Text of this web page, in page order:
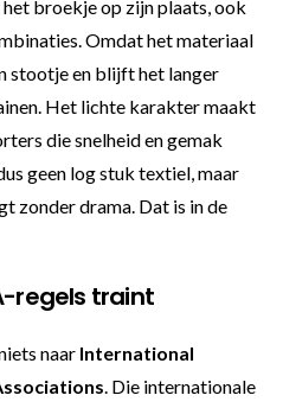
broekje op zijn plaats, ook
Omdat het materiaal
stootje en blijft het langer
Het lichte karakter maakt
die snelheid en gemak
geen log stuk textiel, maar
zonder drama. Dat is in de
regels traint
naar International
. Die internationale